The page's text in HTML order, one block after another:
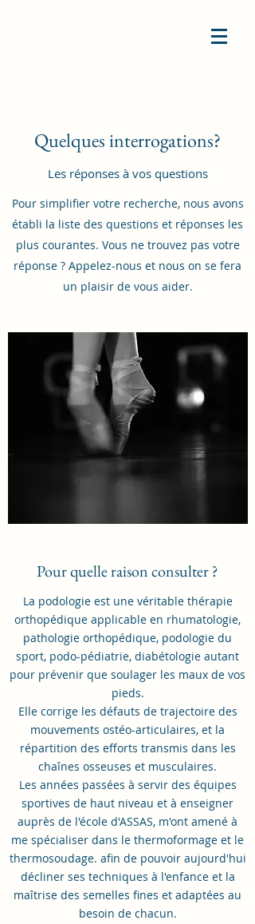
Quelques interrogations?
Les réponses à vos questions
Pour simplifier votre recherche, nous avons
établi la liste des questions et réponses les
plus courantes. Vous ne trouvez pas votre
réponse ? Appelez-nous et nous on se fera
un plaisir de vous aider.
Pour quelle raison consulter ?
La podologie est une véritable thérapie
orthopédique applicable en rhumatologie,
pathologie orthopédique, podologie du
sport, podo-pédiatrie, diabétologie autant
pour prévenir que soulager les maux de vos
pieds.
Elle corrige les défauts de trajectoire des
mouvements ostéo-articulaires, et la
répartition des efforts transmis dans les
chaînes osseuses et musculaires.
Les années passées à servir des équipes
sportives de haut niveau et à enseigner
auprès de l'école d'ASSAS, m'ont amené à
me spécialiser dans le thermoformage et le
thermosoudage. afin de pouvoir aujourd'hui
décliner ses techniques à l'enfance et la
maîtrise des semelles fines et adaptées au
besoin de chacun.